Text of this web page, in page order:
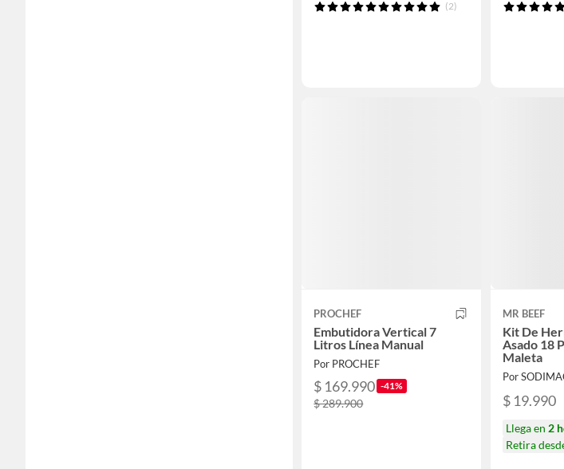
(2)
PROCHEF
Embutidora Vertical 7
Litros Línea Manual
Por PROCHEF
$ 169.990 -41%
$ 289.900
MR BEEF
Kit De
Asado 18
Maleta
Por
$ 19.990
Llega en 2
Retira